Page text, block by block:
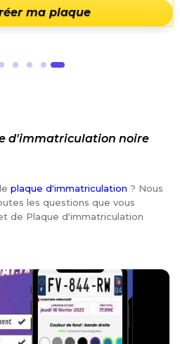
ma plaque
d'immatriculation noire
plaque d'immatriculation ? Nous
les questions que vous
de Plaque d'immatriculation